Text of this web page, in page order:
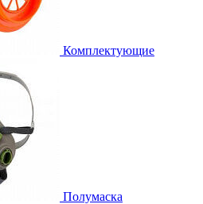
Комплектующие
Полумаска